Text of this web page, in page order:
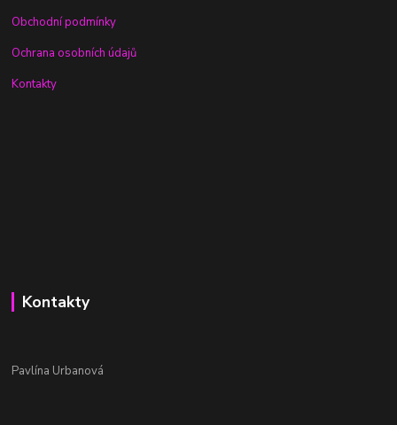
Obchodní podmínky
Ochrana osobních údajů
Kontakty
Kontakty
Pavlína Urbanová